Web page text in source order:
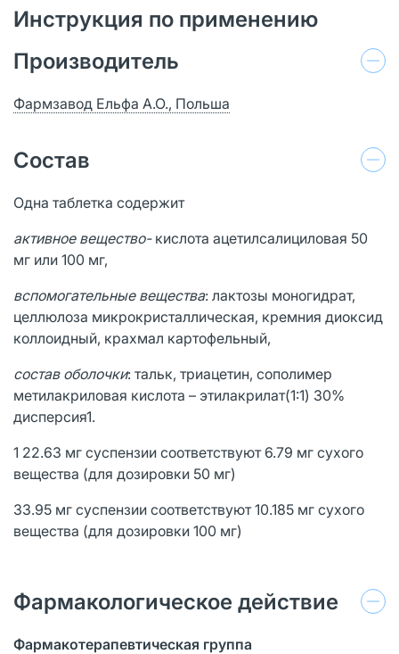
Инструкция по применению
Производитель
Фармзавод Ельфа А.О., Польша
Состав
Одна таблетка содержит
активное вещество- кислота ацетилсалициловая 50
мг или 100 мг,
вспомогательные вещества: лактозы моногидрат,
целлюлоза микрокристаллическая, кремния диоксид
коллоидный, крахмал картофельный,
состав оболочки: тальк, триацетин, сополимер
метилакриловая кислота – этилакрилат(1:1) 30%
дисперсия1.
1 22.63 мг суспензии соответствуют 6.79 мг сухого
вещества (для дозировки 50 мг)
33.95 мг суспензии соответствуют 10.185 мг сухого
вещества (для дозировки 100 мг)
Фармакологическое действие
Фармакотерапевтическая группа